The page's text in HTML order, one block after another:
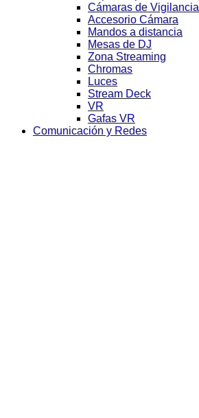
Cámaras de Vigilancia
Accesorio Cámara
Mandos a distancia
Mesas de DJ
Zona Streaming
Chromas
Luces
Stream Deck
VR
Gafas VR
Comunicación y Redes